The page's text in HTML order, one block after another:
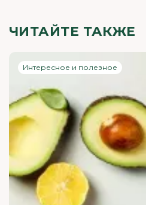
ЧИТАЙТЕ ТАКЖЕ
Интересное и полезное